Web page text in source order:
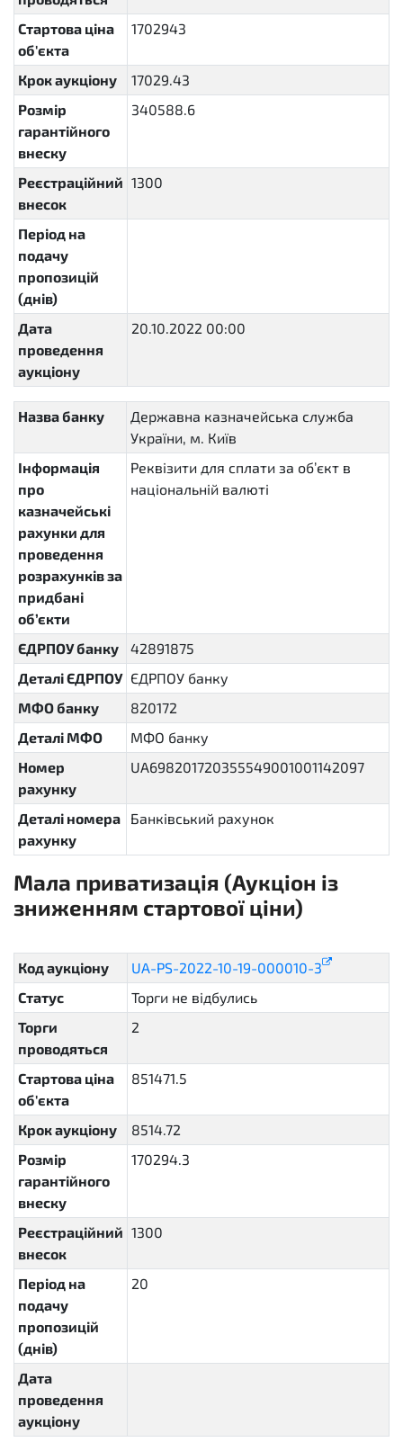
Стартова ціна
об'єкта
1702943
Крок аукціону
17029.43
Розмір
гарантійного
внеску
340588.6
Реєстраційний
внесок
1300
Період на
подачу
пропозицій
(днів)
Дата
проведення
аукціону
20.10.2022 00:00
Назва банку
Державна казначейська служба
України, м. Київ
Інформація
про
казначейські
рахунки для
проведення
розрахунків за
придбані
об’єкти
Реквізити для сплати за об’єкт в
національній валюті
ЄДРПОУ банку
42891875
Деталі ЄДРПОУ ЄДРПОУ банку
МФО банку
820172
Деталі МФО
МФО банку
Номер
рахунку
UA698201720355549001001142097
Деталі номера
рахунку
Банківський рахунок
Мала приватизація (Аукціон із
зниженням стартової ціни)
Код аукціону
UA-PS-2022-10-19-000010-3
Статус
Торги не відбулись
Торги
проводяться
2
Стартова ціна
об'єкта
851471.5
Крок аукціону
8514.72
Розмір
гарантійного
внеску
170294.3
Реєстраційний
внесок
1300
Період на
подачу
пропозицій
(днів)
20
Дата
проведення
аукціону